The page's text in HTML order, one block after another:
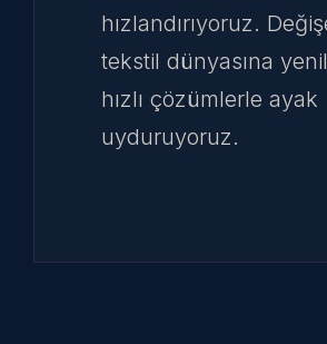
hızlandırıyoruz.
tekstil dünyasına
hızlı çözümlerle ayak
uyduruyoruz.